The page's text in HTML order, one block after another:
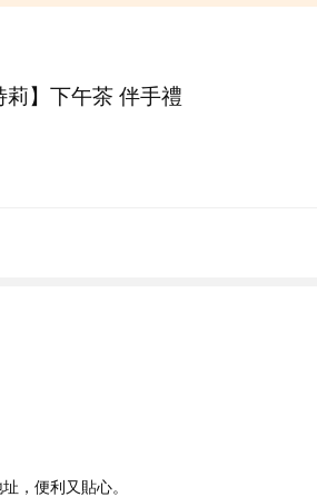
】下午茶 伴手禮
，便利又貼心。